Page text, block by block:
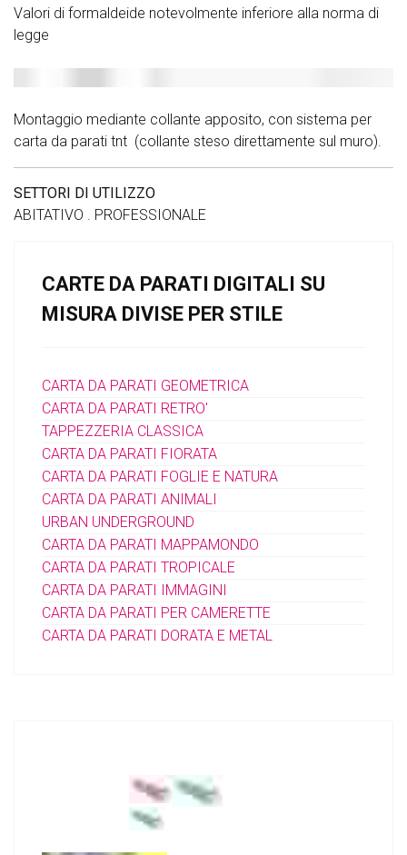
Valori di formaldeide notevolmente inferiore alla norma di
legge
Montaggio mediante collante apposito, con sistema per
carta da parati tnt (collante steso direttamente sul muro).
SETTORI DI UTILIZZO
ABITATIVO . PROFESSIONALE
CARTE DA PARATI DIGITALI SU
MISURA DIVISE PER STILE
CARTA DA PARATI GEOMETRICA
CARTA DA PARATI RETRO'
TAPPEZZERIA CLASSICA
CARTA DA PARATI FIORATA
CARTA DA PARATI FOGLIE E NATURA
CARTA DA PARATI ANIMALI
URBAN UNDERGROUND
CARTA DA PARATI MAPPAMONDO
CARTA DA PARATI TROPICALE
CARTA DA PARATI IMMAGINI
CARTA DA PARATI PER CAMERETTE
CARTA DA PARATI DORATA E METAL